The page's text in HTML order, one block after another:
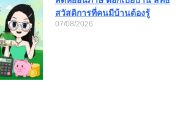
สวัสดิการที่คนมีบ้านต้องรู้
07/08/2026